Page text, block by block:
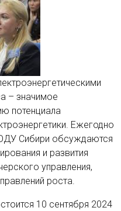
– значимое
потенциала
Ежегодно
Сибири обсуждаются
и развития
управления,
роста.
10 сентября 2024